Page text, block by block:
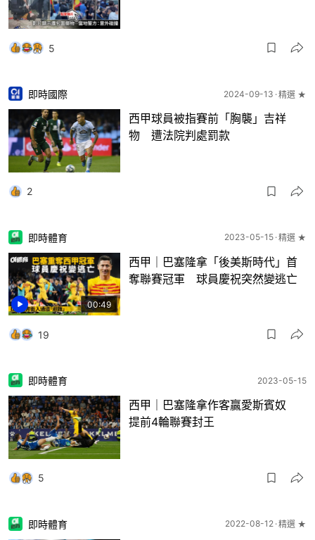
5
即時國際 2024-09-13 精選 ★
西甲球員被指賽前「胸襲」吉祥
物 遭法院判處罰款
2
00:49
即時體育 2023-05-15 精選 ★
西甲｜巴塞隆拿「後美斯時代」首
奪聯賽冠軍 球員慶祝突然變逃亡
19
即時體育 2023-05-15
西甲｜巴塞隆拿作客贏愛斯賓奴
提前4輪聯賽封王
5
即時體育 2022-08-12 精選 ★